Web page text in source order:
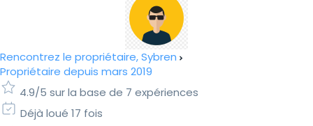
Rencontrez le propriétaire, Sybren
Propriétaire depuis mars 2019
4.9/5 sur la base de 7 expériences
Déjà loué 17 fois